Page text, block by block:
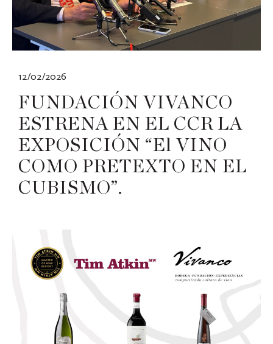
12/02/2026
FUNDACIÓN VIVANCO
ESTRENA EN EL CCR LA
EXPOSICIÓN “El VINO
COMO PRETEXTO EN EL
CUBISMO”.